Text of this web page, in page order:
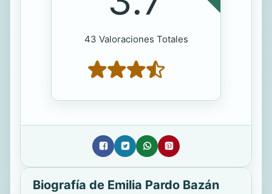
43 Valoraciones Totales
Biografía de Emilia Pardo Bazán